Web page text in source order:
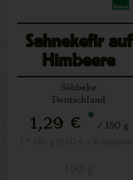
Sahnekefir auf
Himbeere
Söbbeke
Deutschland
1,29 € * / 150 g